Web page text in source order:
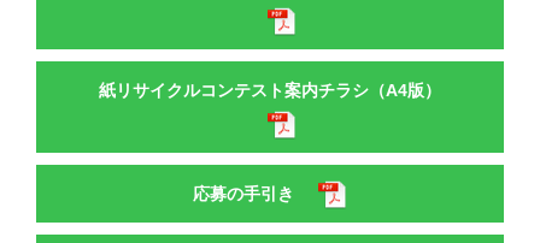
紙リサイクルコンテスト案内チラシ（A4版）
応募の手引き